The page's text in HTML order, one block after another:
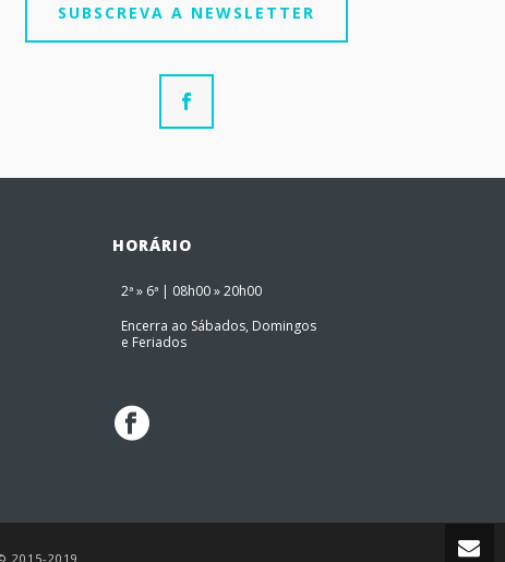
SUBSCREVA A NEWSLETTER
HORÁRIO
2ª » 6ª | 08h00 » 20h00
Encerra ao Sábados, Domingos
e Feriados
2019